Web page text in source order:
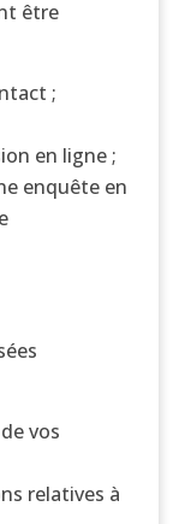
être
;
en ligne ;
enquête en
vos
relatives à